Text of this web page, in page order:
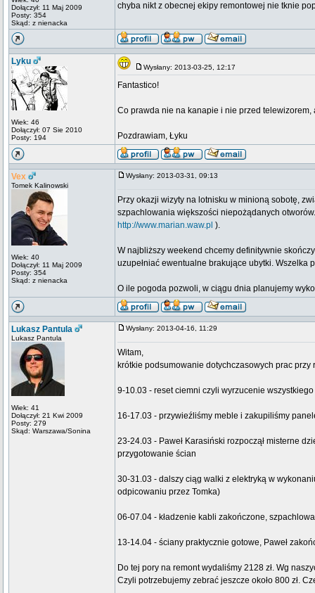
Dołączył: 11 Maj 2009
Posty: 354
Skąd: z nienacka
chyba nikt z obecnej ekipy remontowej nie tknie
Lyku
Wiek: 46
Dołączył: 07 Sie 2010
Posty: 194
Wysłany: 2013-03-25, 12:17
Fantastico!
Co prawda nie na kanapie i nie przed telewizorem,
Pozdrawiam, Łyku
Vex
Tomek Kalinowski
Wiek: 40
Dołączył: 11 Maj 2009
Posty: 354
Skąd: z nienacka
Wysłany: 2013-03-31, 09:13
Przy okazji wizyty na lotnisku w minioną sobotę,
szpachlowania większości niepożądanych
http://www.marian.waw.pl ).
W najbliższy weekend chcemy definitywnie
uzupełniać ewentualne brakujące ubytki. Wszelka
O ile pogoda pozwoli, w ciągu dnia planujemy
Lukasz Pantula
Lukasz Pantula
Wiek: 41
Dołączył: 21 Kwi 2009
Posty: 279
Skąd: Warszawa/Sonina
Wysłany: 2013-04-16, 11:29
Witam,
krótkie podsumowanie dotychczasowych prac przy
9-10.03 - reset ciemni czyli wyrzucenie
16-17.03 - przywieźliśmy meble i zakupiliśmy
23-24.03 - Paweł Karasiński rozpoczął misterne
przygotowanie ścian
30-31.03 - dalszy ciąg walki z elektryką w
odpicowaniu przez Tomka)
06-07.04 - kładzenie kabli zakończone,
13-14.04 - ściany praktycznie gotowe, Paweł
Do tej pory na remont wydaliśmy 2128 zł. Wg
Czyli potrzebujemy zebrać jeszcze około 800 zł.